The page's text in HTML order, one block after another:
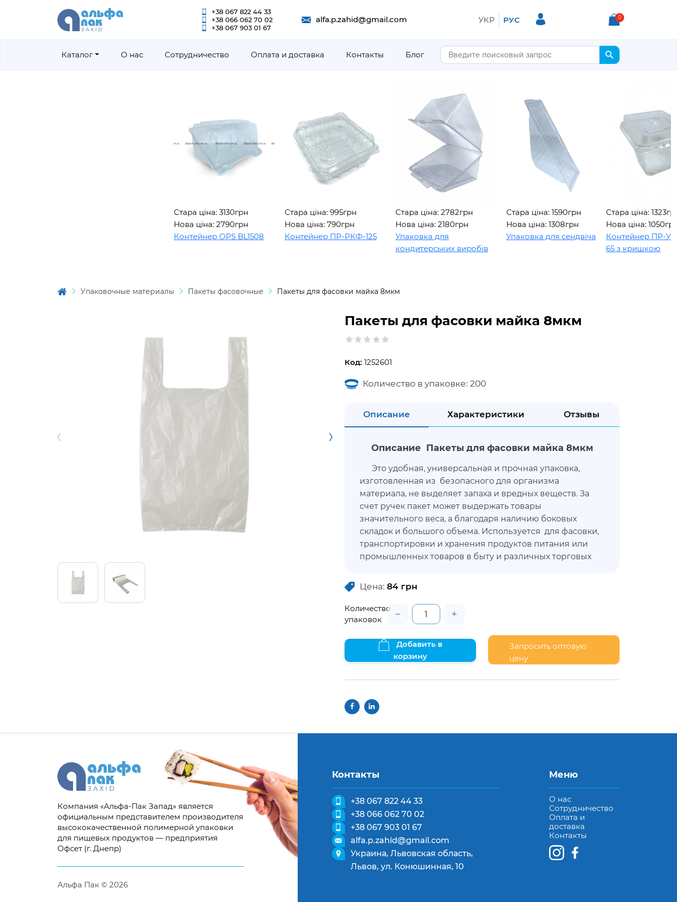
+38 067 822 44 33
+38 066 062 70 02
+38 067 903 01 67
alfa.p.zahid@gmail.com УКР РУС 0
Каталог О нас Сотрудничество Оплата и доставка Контакты Блог
Стара ціна: 3130грн
Нова ціна: 2790грн
Контейнер OPS BL1508
Стара ціна: 995грн
Нова ціна: 790грн
Контейнер ПР-РКФ-125
Стара ціна: 2782грн
Нова ціна: 2180грн
Упаковка для
кондитерських виробів
Стара ціна: 1590грн
Нова ціна: 1308грн
Упаковка для сендвіча
Стара ціна: 1323грн
Нова ціна: 1050грн
Контейнер ПР-УП-
65 з кришкою
Упаковочные материалы Пакеты фасовочные Пакеты для фасовки майка 8мкм
Пакеты для фасовки майка 8мкм
Код: 1252601
Количество в упаковке: 200
Описание Характеристики Отзывы
Описание Пакеты для фасовки майка 8мкм
Это удобная, универсальная и прочная упаковка,
изготовленная из безопасного для организма
материала, не выделяет запаха и вредных веществ. За
счет ручек пакет может выдержать товары
значительного веса, а благодаря наличию боковых
складок и большого объема. Используется для фасовки,
транспортировки и хранения продуктов питания или
промышленных товаров в быту и различных торговых
Цена: 84 грн
Количество
упаковок
− +
Добавить в
корзину
Запросить оптовую
цену
Контакты
+38 067 822 44 33
+38 066 062 70 02
+38 067 903 01 67
alfa.p.zahid@gmail.com
Украина, Львовская область,
Львов, ул. Конюшинная, 10
Меню
О нас
Сотрудничество
Оплата и
доставка
Контакты
Компания «Альфа-Пак Запад» является
официальным представителем производителя
высококачественной полимерной упаковки
для пищевых продуктов — предприятия
Офсет (г. Днепр)
Альфа Пак © 2026